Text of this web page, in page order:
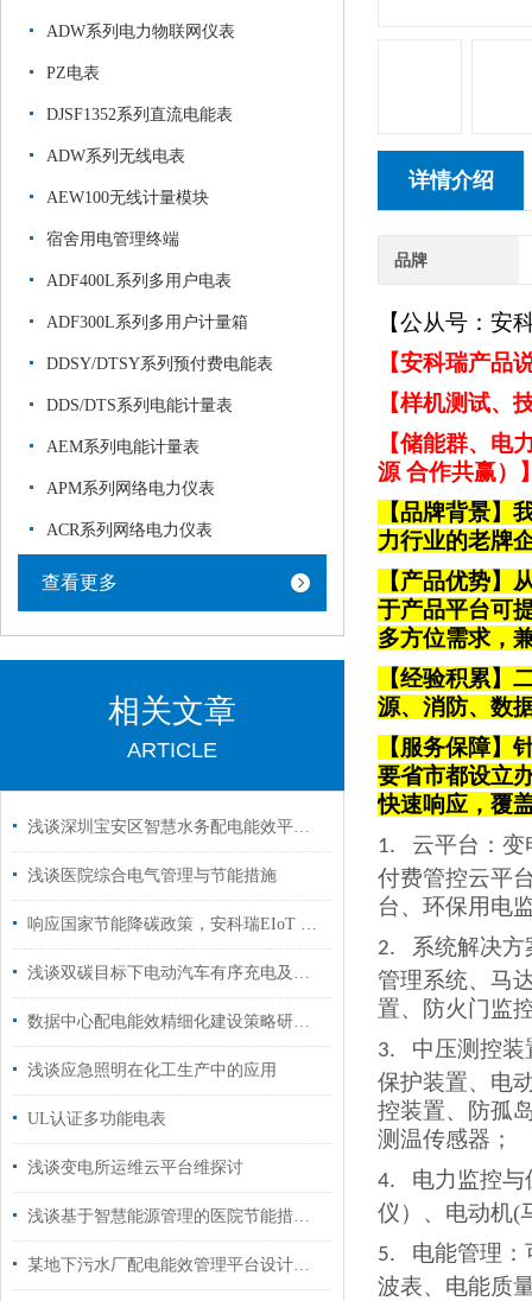
ADW系列电力物联网仪表
PZ电表
DJSF1352系列直流电能表
ADW系列无线电表
AEW100无线计量模块
宿舍用电管理终端
ADF400L系列多用户电表
ADF300L系列多用户计量箱
DDSY/DTSY系列预付费电能表
DDS/DTS系列电能计量表
AEM系列电能计量表
APM系列网络电力仪表
ACR系列网络电力仪表
查看更多
相关文章
ARTICLE
浅谈深圳宝安区智慧水务配电能效平台的构建
浅谈医院综合电气管理与节能措施
响应国家节能降碳政策，安科瑞EIoT 平台赋能园区能源改造
浅谈双碳目标下电动汽车有序充电及车网互动关键技术探究
数据中心配电能效精细化建设策略研究与趋势分析
浅谈应急照明在化工生产中的应用
UL认证多功能电表
浅谈变电所运维云平台维探讨
浅谈基于智慧能源管理的医院节能措施分析
某地下污水厂配电能效管理平台设计与智能照明策略
详情介绍
品牌
【公从号：安
【安科瑞产品
【样机测试、
【储能群、电
源 合作共赢）
【品牌背景】
力行业的老牌
【产品优势】
于产品平台可
多方位需求，
【经验积累】
源、消防、数
【服务保障
要省市都设立
快速响应，覆
1. 云平台 ：
付费管控云平
台、环保用电
2.
系统解决
管理系统、马
置、防火门监
3.
中压测控
保护装置、电
控装置、防孤
测温传感器 ；
4.
电力监控
仪）、电动机(
5.
电能管理
波表、电能质